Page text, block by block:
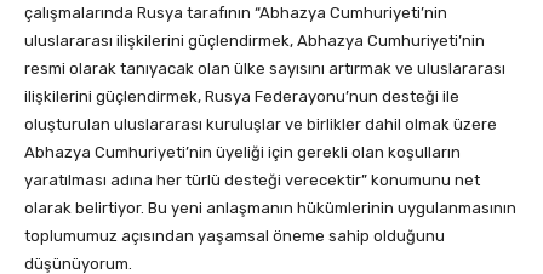
çalışmalarında Rusya tarafının “Abhazya Cumhuriyeti’nin
uluslararası ilişkilerini güçlendirmek, Abhazya Cumhuriyeti’nin
resmi olarak tanıyacak olan ülke sayısını artırmak ve uluslararası
ilişkilerini güçlendirmek, Rusya Federayonu’nun desteği ile
oluşturulan uluslararası kuruluşlar ve birlikler dahil olmak üzere
Abhazya Cumhuriyeti’nin üyeliği için gerekli olan koşulların
yaratılması adına her türlü desteği verecektir” konumunu net
olarak belirtiyor. Bu yeni anlaşmanın hükümlerinin uygulanmasının
toplumumuz açısından yaşamsal öneme sahip olduğunu
düşünüyorum.